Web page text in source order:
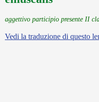
aggettivo participio presente II
Vedi la traduzione di questo